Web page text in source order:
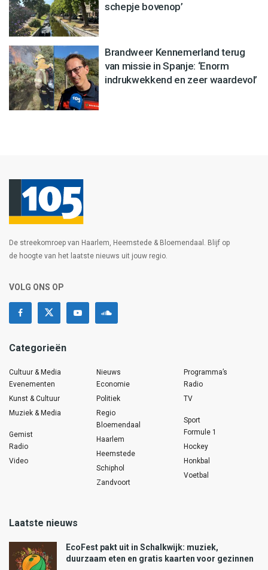
schepje bovenop’
Brandweer Kennemerland terug
van missie in Spanje: ‘Enorm
indrukwekkend en zeer waardevol’
De streekomroep van Haarlem, Heemstede & Bloemendaal. Blijf op
de hoogte van het laatste nieuws uit jouw regio.
VOLG ONS OP
Categorieën
Cultuur & Media
Evenementen
Kunst & Cultuur
Muziek & Media
Gemist
Radio
Video
Nieuws
Economie
Politiek
Regio
Bloemendaal
Haarlem
Heemstede
Schiphol
Zandvoort
Programma’s
Radio
TV
Sport
Formule 1
Hockey
Honkbal
Voetbal
Laatste nieuws
EcoFest pakt uit in Schalkwijk: muziek,
duurzaam eten en gratis kaarten voor gezinnen